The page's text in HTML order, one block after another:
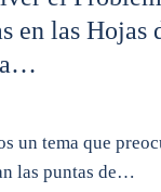
en las Hojas
un tema que
las puntas de…